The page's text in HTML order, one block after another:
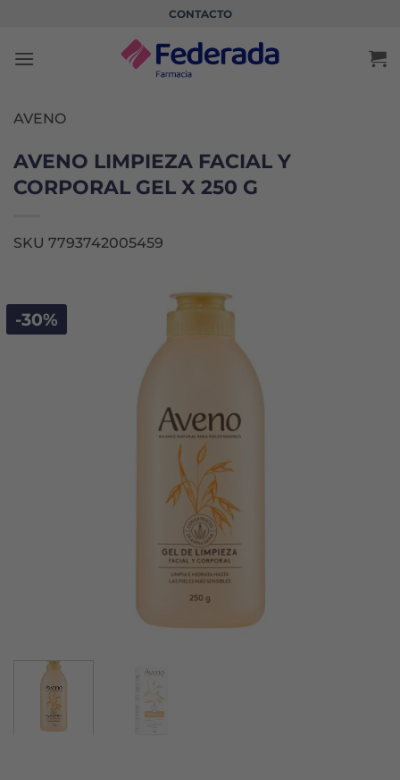
contenido
CONTACTO
AVENO
AVENO LIMPIEZA FACIAL Y
CORPORAL GEL X 250 G
SKU 7793742005459
-30%